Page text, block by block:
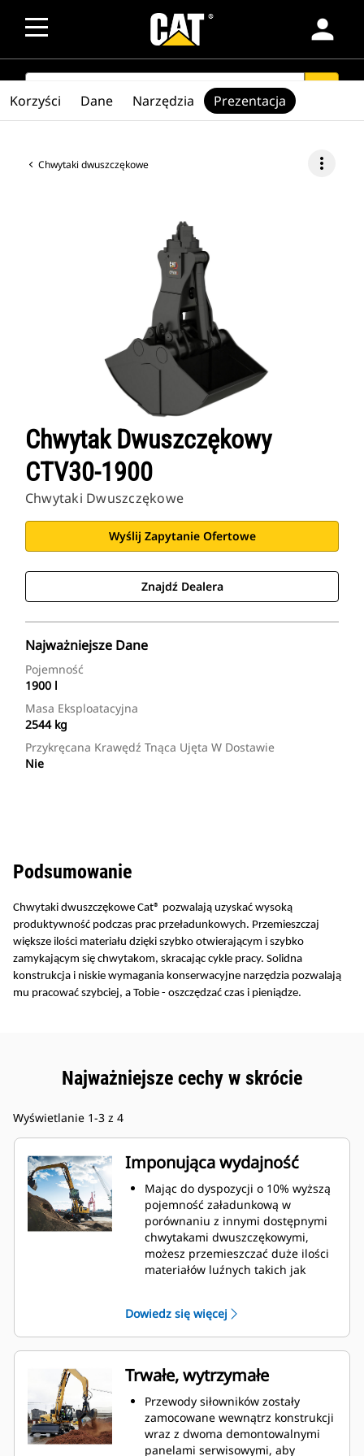
person
SEARCH
Chwytaki dwuszczękowe more_vert
Chwytak Dwuszczękowy
CTV30-1900
Chwytaki Dwuszczękowe
Wyślij Zapytanie Ofertowe
Znajdź Dealera
Najważniejsze Dane
Pojemność
1900 l
Masa Eksploatacyjna
2544 kg
Przykręcana Krawędź Tnąca Ujęta W Dostawie
Nie
Korzyści Dane Narzędzia Prezentacja
Podsumowanie
Chwytaki dwuszczękowe Cat® pozwalają uzyskać wysoką
produktywność podczas prac przeładunkowych. Przemieszczaj
większe ilości materiału dzięki szybko otwierającym i szybko
zamykającym się chwytakom, skracając cykle pracy. Solidna
konstrukcja i niskie wymagania konserwacyjne narzędzia pozwalają
mu pracować szybciej, a Tobie - oszczędzać czas i pieniądze.
Najważniejsze cechy w skrócie
Wyświetlanie 1-3 z 4
Imponująca wydajność
Mając do dyspozycji o 10% wyższą
pojemność załadunkową w
porównaniu z innymi dostępnymi
chwytakami dwuszczękowymi,
możesz przemieszczać duże ilości
materiałów luźnych takich jak
umożliwiają chwytanie i
przemieszczanie dużych ilości
materiału.
Imponująca siła zaciskowa szczęk
chwytaka w połączeniu z szybkim
otwieraniem i zamykaniem
pozwala skrócić cykle robocze i
realizować zadanie
przemieszczając więcej ton w
Dowiedz się więcej
Trwałe, wytrzymałe
Przewody siłowników zostały
zamocowane wewnątrz konstrukcji
wraz z dwoma demontowalnymi
panelami serwisowymi, aby